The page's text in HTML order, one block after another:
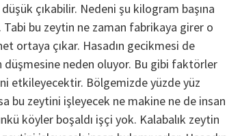
çıkabilir. Nedeni şu kilogram başına
Tabi bu zeytin ne zaman fabrikaya girer o
ortaya çıkar. Hasadın gecikmesi de
düşmesine neden oluyor. Bu gibi faktörler
etkileyecektir. Bölgemizde yüzde yüz
bu zeytini işleyecek ne makine ne de insan
köyler boşaldı işçi yok. Kalabalık zeytin